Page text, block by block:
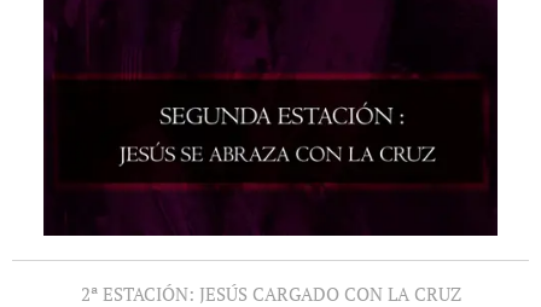
2ª ESTACIÓN: JESÚS CARGADO CON LA CRUZ